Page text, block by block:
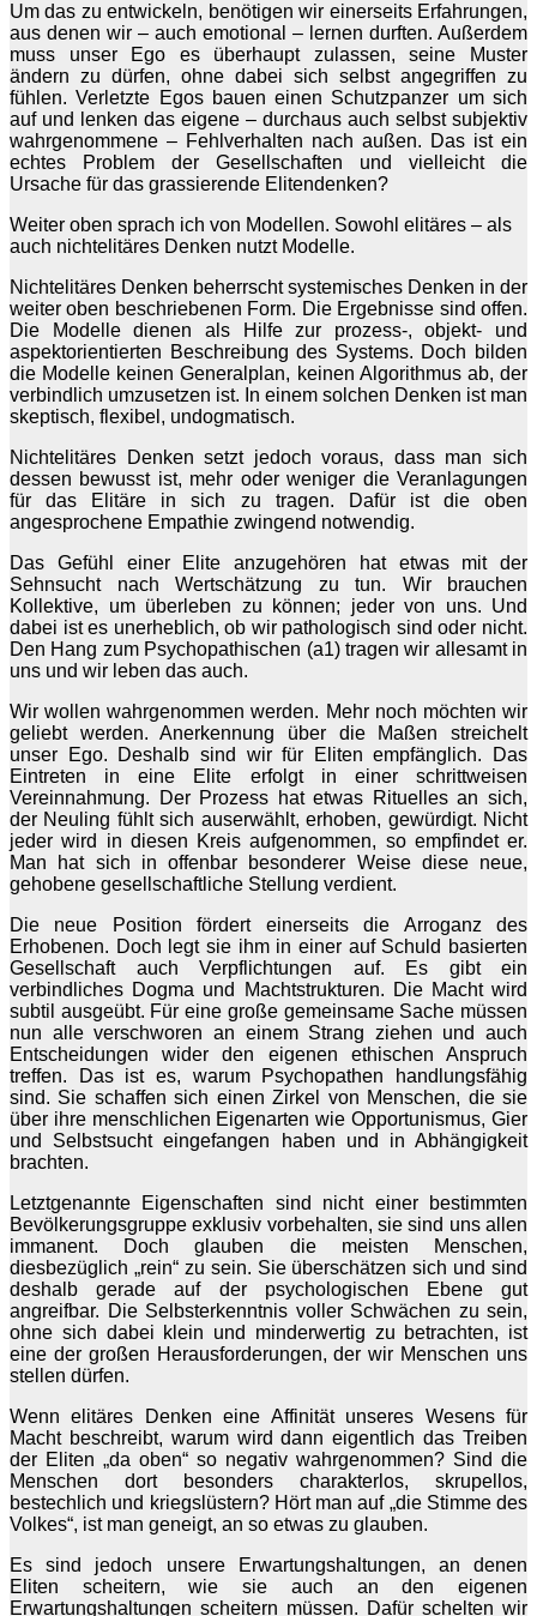
Um das zu entwickeln, benötigen wir einerseits Erfahrungen,
aus denen wir – auch emotional – lernen durften. Außerdem
muss unser Ego es überhaupt zulassen, seine Muster
ändern zu dürfen, ohne dabei sich selbst angegriffen zu
fühlen. Verletzte Egos bauen einen Schutzpanzer um sich
auf und lenken das eigene – durchaus auch selbst subjektiv
wahrgenommene – Fehlverhalten nach außen. Das ist ein
echtes Problem der Gesellschaften und vielleicht die
Ursache für das grassierende Elitendenken?
Weiter oben sprach ich von Modellen. Sowohl elitäres – als
auch nichtelitäres Denken nutzt Modelle.
Nichtelitäres Denken beherrscht systemisches Denken in der
weiter oben beschriebenen Form. Die Ergebnisse sind offen.
Die Modelle dienen als Hilfe zur prozess-, objekt- und
aspektorientierten Beschreibung des Systems. Doch bilden
die Modelle keinen Generalplan, keinen Algorithmus ab, der
verbindlich umzusetzen ist. In einem solchen Denken ist man
skeptisch, flexibel, undogmatisch.
Nichtelitäres Denken setzt jedoch voraus, dass man sich
dessen bewusst ist, mehr oder weniger die Veranlagungen
für das Elitäre in sich zu tragen. Dafür ist die oben
angesprochene Empathie zwingend notwendig.
Das Gefühl einer Elite anzugehören hat etwas mit der
Sehnsucht nach Wertschätzung zu tun. Wir brauchen
Kollektive, um überleben zu können; jeder von uns. Und
dabei ist es unerheblich, ob wir pathologisch sind oder nicht.
Den Hang zum Psychopathischen (a1) tragen wir allesamt in
uns und wir leben das auch.
Wir wollen wahrgenommen werden. Mehr noch möchten wir
geliebt werden. Anerkennung über die Maßen streichelt
unser Ego. Deshalb sind wir für Eliten empfänglich. Das
Eintreten in eine Elite erfolgt in einer schrittweisen
Vereinnahmung. Der Prozess hat etwas Rituelles an sich,
der Neuling fühlt sich auserwählt, erhoben, gewürdigt. Nicht
jeder wird in diesen Kreis aufgenommen, so empfindet er.
Man hat sich in offenbar besonderer Weise diese neue,
gehobene gesellschaftliche Stellung verdient.
Die neue Position fördert einerseits die Arroganz des
Erhobenen. Doch legt sie ihm in einer auf Schuld basierten
Gesellschaft auch Verpflichtungen auf. Es gibt ein
verbindliches Dogma und Machtstrukturen. Die Macht wird
subtil ausgeübt. Für eine große gemeinsame Sache müssen
nun alle verschworen an einem Strang ziehen und auch
Entscheidungen wider den eigenen ethischen Anspruch
treffen. Das ist es, warum Psychopathen handlungsfähig
sind. Sie schaffen sich einen Zirkel von Menschen, die sie
über ihre menschlichen Eigenarten wie Opportunismus, Gier
und Selbstsucht eingefangen haben und in Abhängigkeit
brachten.
Letztgenannte Eigenschaften sind nicht einer bestimmten
Bevölkerungsgruppe exklusiv vorbehalten, sie sind uns allen
immanent. Doch glauben die meisten Menschen,
diesbezüglich „rein“ zu sein. Sie überschätzen sich und sind
deshalb gerade auf der psychologischen Ebene gut
angreifbar. Die Selbsterkenntnis voller Schwächen zu sein,
ohne sich dabei klein und minderwertig zu betrachten, ist
eine der großen Herausforderungen, der wir Menschen uns
stellen dürfen.
Wenn elitäres Denken eine Affinität unseres Wesens für
Macht beschreibt, warum wird dann eigentlich das Treiben
der Eliten „da oben“ so negativ wahrgenommen? Sind die
Menschen dort besonders charakterlos, skrupellos,
bestechlich und kriegslüstern? Hört man auf „die Stimme des
Volkes“, ist man geneigt, an so etwas zu glauben.
Es sind jedoch unsere Erwartungshaltungen, an denen
Eliten scheitern, wie sie auch an den eigenen
Erwartungshaltungen scheitern müssen. Dafür schelten wir